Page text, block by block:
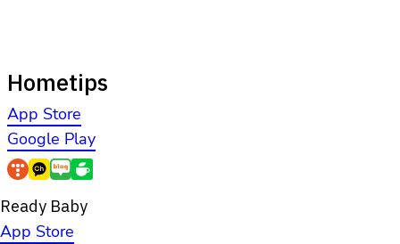
Hometips
App Store
Google Play
Ready Baby
App Store